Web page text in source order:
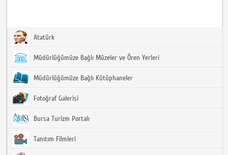
Atatürk
Müdürlüğümüze Bağlı Müzeler ve Ören Yerleri
Müdürlüğümüze Bağlı Kütüphaneler
Fotoğraf Galerisi
Bursa Turizm Portalı
Tanıtım Filmleri